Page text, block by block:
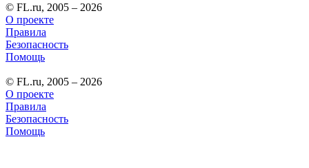
© FL.ru, 2005 – 2026
О проекте
Правила
Безопасность
Помощь
© FL.ru, 2005 – 2026
О проекте
Правила
Безопасность
Помощь